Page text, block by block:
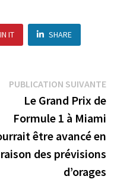
IT SHARE
:
PUBLICATION SUIVANTE
Le Grand Prix de
Formule 1 à Miami
être avancé en
raison des prévisions
d’orages